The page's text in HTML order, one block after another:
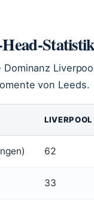
von Leeds.
LIVERPOOL
62
33